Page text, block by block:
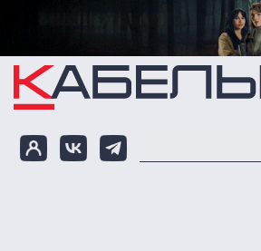
Перейти к основному содержанию